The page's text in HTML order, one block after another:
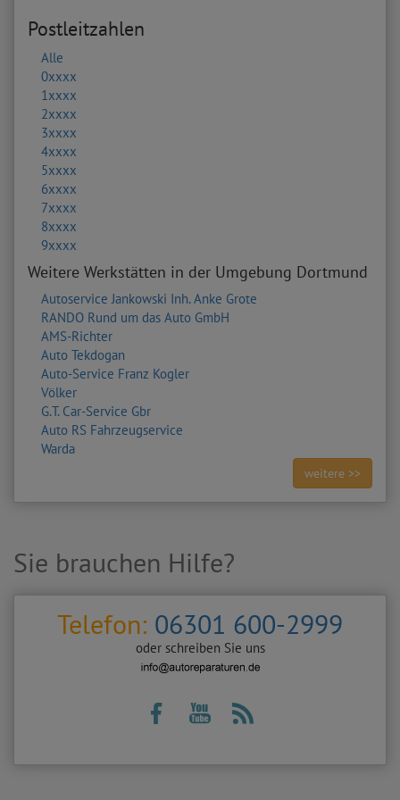
Postleitzahlen
Alle
0xxxx
1xxxx
2xxxx
3xxxx
4xxxx
5xxxx
6xxxx
7xxxx
8xxxx
9xxxx
Weitere Werkstätten in der Umgebung Dortmund
Autoservice Jankowski Inh. Anke Grote
RANDO Rund um das Auto GmbH
AMS-Richter
Auto Tekdogan
Auto-Service Franz Kogler
Völker
G.T. Car-Service Gbr
Auto RS Fahrzeugservice
Warda
weitere >>
Sie brauchen Hilfe?
Telefon: 06301 600-2999
oder schreiben Sie uns